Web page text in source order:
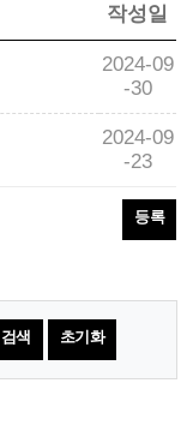
작성일
2024-09
-30
2024-09
-23
등록
검색 초기화